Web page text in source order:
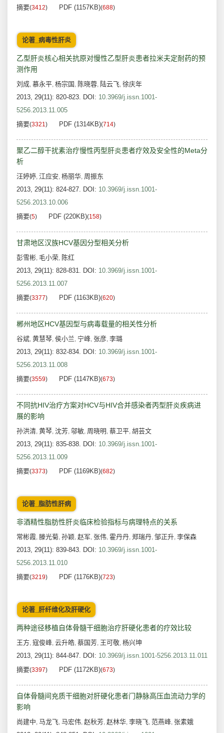
摘要(3412) PDF (1157KB)(688)
论著_病毒性肝炎
乙型肝炎核心相关抗原对慢性乙型肝炎患者拉米夫定耐药的预
测作用
刘成, 慕永平, 杨宗国 , 陈晓蓉, 陆云飞, 徐庆年
2013, 29(11): 820-823. DOI: 10.3969/j.issn.1001-
5256.2013.11.005
摘要(3321) PDF (1314KB)(714)
聚乙二醇干扰素治疗慢性丙型肝炎患者疗效及安全性的Meta分
析
汪婷婷, 江应安, 杨丽华, 周振东
2013, 29(11): 824-827. DOI: 10.3969/j.issn.1001-
5256.2013.10.006
摘要(5) PDF (220KB)(158)
甘肃地区汉族HCV基因分型相关分析
彭雪彬, 毛小荣, 陈红
2013, 29(11): 828-831. DOI: 10.3969/j.issn.1001-
5256.2013.11.007
摘要(3377) PDF (1163KB)(620)
郴州地区HCV基因型与病毒载量的相关性分析
谷斌, 黄慧琴, 侯小兰, 宁峰, 张彦, 李璐
2013, 29(11): 832-834. DOI: 10.3969/j.issn.1001-
5256.2013.11.008
摘要(3559) PDF (1147KB)(673)
不同抗HIV治疗方案对HCV与HIV合并感染者丙型肝炎疾病进
展的影响
孙洪清, 黄琴, 沈芳, 邬敏, 周晓明 , 蔡卫平, 胡芸文
2013, 29(11): 835-838. DOI: 10.3969/j.issn.1001-
5256.2013.11.009
摘要(3373) PDF (1169KB)(682)
论著_脂肪性肝病
非酒精性脂肪性肝炎临床检验指标与病理特点的关系
常彬霞, 滕光菊, 孙颖, 赵军, 张伟, 霍丹丹, 郑瑞丹, 邹正升, 李保森
2013, 29(11): 839-843. DOI: 10.3969/j.issn.1001-
5256.2013.11.010
摘要(3219) PDF (1176KB)(723)
论著_肝纤维化及肝硬化
两种途径移植自体骨髓干细胞治疗肝硬化患者的疗效比较
王方, 寇俊峰, 云升皓, 蔡国芳, 王可敬, 杨兴坤
2013, 29(11): 844-847. DOI: 10.3969/j.issn.1001-5256.2013.11.011
摘要(3397) PDF (1172KB)(673)
自体骨髓间充质干细胞对肝硬化患者门静脉高压血流动力学的
影响
尚建中, 马龙飞, 马宏伟, 赵秋芳, 赵林华, 李晓飞, 范燕峰, 张素娥